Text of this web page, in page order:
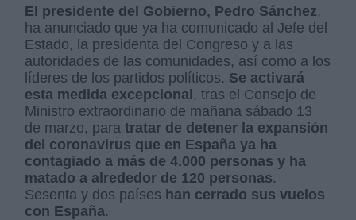
El presidente del Gobierno, Pedro Sánchez,
ha anunciado que ya ha comunicado al Jefe del
Estado, la presidenta del Congreso y a las
autoridades de las comunidades, así como a los
líderes de los partidos políticos. Se activará
esta medida excepcional, tras el Consejo de
Ministro extraordinario de mañana sábado 13
de marzo, paratratar de detener la expansión
del coronavirus que en España ya ha
contagiado a más de 4.000 personas y ha
matado a alrededor de 120 personas.
Sesenta y dos países han cerrado sus vuelos
con España.